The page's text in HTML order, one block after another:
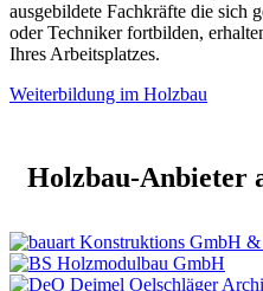
ausgebildete Fachkräfte die sich
oder Techniker fortbilden,
Ihres Arbeitsplatzes.
Weiterbildung im Holzbau
Holzbau-Anbieter